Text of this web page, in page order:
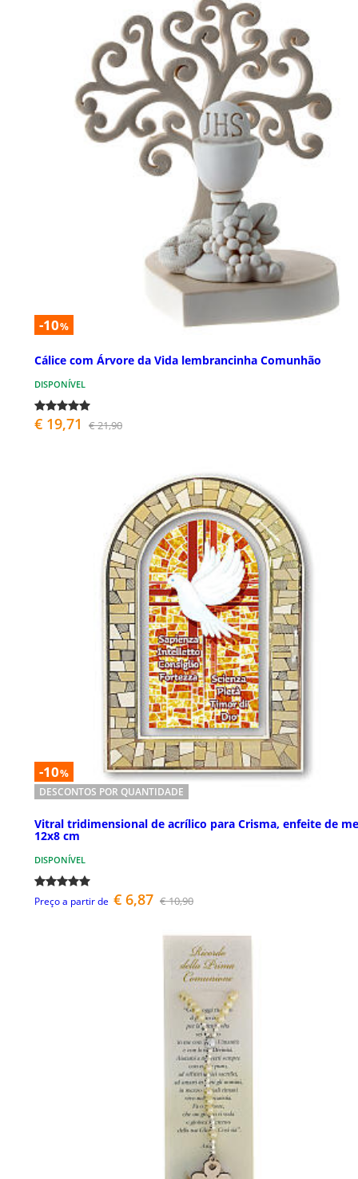
-10%
Cálice com Árvore da Vida lembrancinha Comunhão
DISPONÍVEL
€ 19,71 € 21,90
-10%
DESCONTOS POR QUANTIDADE
Vitral tridimensional de acrílico para Crisma, enfeite de
12x8 cm
DISPONÍVEL
Preço a partir de € 6,87 € 10,90